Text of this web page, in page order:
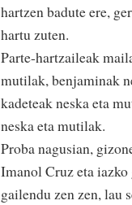
hartzen badute ere,
hartu zuten.
Parte-hartzaileak
mutilak, benjaminak
kadeteak neska eta
neska eta mutilak.
Proba nagusian,
Imanol Cruz eta
gailendu zen zen, lau